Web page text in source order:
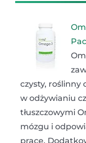
czysty, roślinny
w odżywianiu
tłuszczowymi
mózgu i
pracę.